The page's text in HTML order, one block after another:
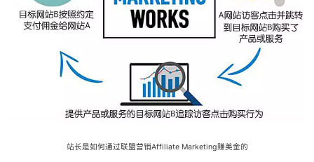
站长是如何通过联盟营销Affiliate Marketing赚美金的